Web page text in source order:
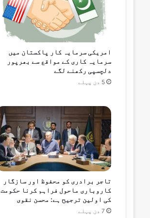
امریکی سرمایہ کار پاکستان میں
سرمایہ کاری کے مواقع سے بھرپور
دلچسپی رکھنے لگے
5 دن پہلے
تاجر برادری کو محفوظ اور سازگار
کاروباری ماحول فراہم کرنا حکومت
کی اولین ترجیح ہے: محسن نقوی
7 دن پہلے